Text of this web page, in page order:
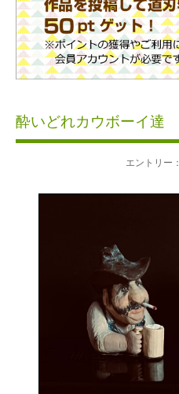
酔いどれカウボーイ達
エントリー：